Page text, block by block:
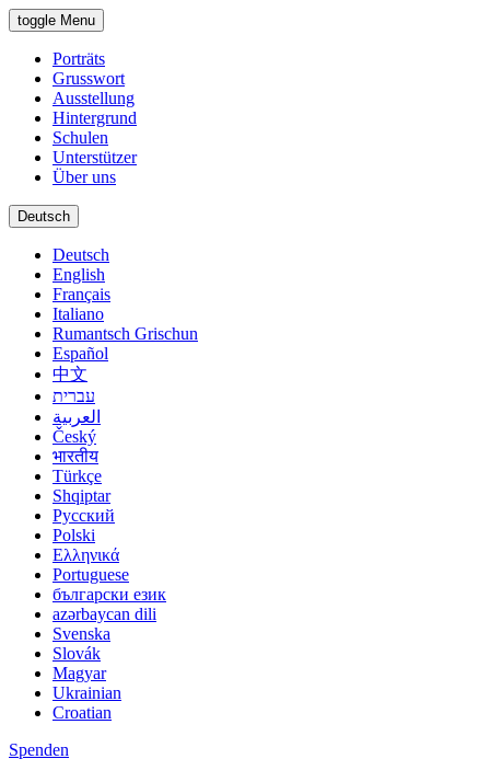
toggle Menu
Porträts
Grusswort
Ausstellung
Hintergrund
Schulen
Unterstützer
Über uns
Deutsch
Deutsch
English
Français
Italiano
Rumantsch Grischun
Español
中文
עברית
العربية
Český
भारतीय
Türkçe
Shqiptar
Pусский
Polski
Ελληνικά
Portuguese
български език
azərbaycan dili
Svenska
Slovák
Magyar
Ukrainian
Croatian
Spenden